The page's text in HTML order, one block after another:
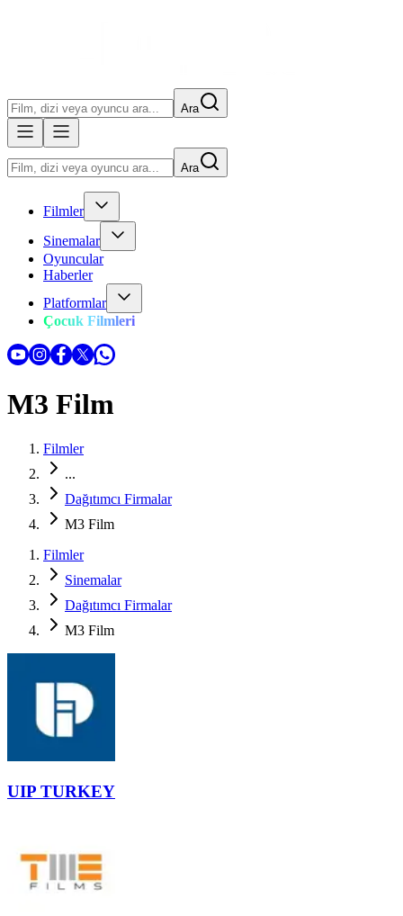
Ara
Ara
Filmler
Sinemalar
Oyuncular
Haberler
Platformlar
Çocuk Filmleri
M3 Film
Filmler
...
Dağıtımcı Firmalar
M3 Film
Filmler
Sinemalar
Dağıtımcı Firmalar
M3 Film
UIP TURKEY